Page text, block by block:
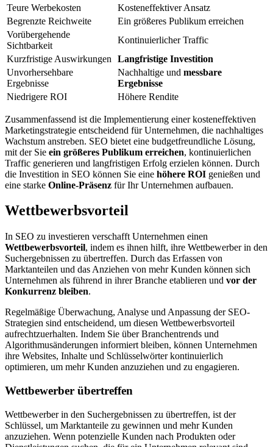
Teure Werbekosten
Kosteneffektiver Ansatz
Begrenzte Reichweite
Ein größeres Publikum erreichen
Vorübergehende
Sichtbarkeit
Kontinuierlicher Traffic
Kurzfristige Auswirkungen
Langfristige Investition
Unvorhersehbare
Ergebnisse
Nachhaltige und messbare
Ergebnisse
Niedrigere ROI
Höhere Rendite
Zusammenfassend ist die Implementierung einer kosteneffektiven
Marketingstrategie entscheidend für Unternehmen, die nachhaltiges
Wachstum anstreben. SEO bietet eine budgetfreundliche Lösung,
mit der Sie ein größeres Publikum erreichen, kontinuierlichen
Traffic generieren und langfristigen Erfolg erzielen können. Durch
die Investition in SEO können Sie eine höhere ROI genießen und
eine starke Online-Präsenz für Ihr Unternehmen aufbauen.
Wettbewerbsvorteil
In SEO zu investieren verschafft Unternehmen einen
Wettbewerbsvorteil, indem es ihnen hilft, ihre Wettbewerber in den
Suchergebnissen zu übertreffen. Durch das Erfassen von
Marktanteilen und das Anziehen von mehr Kunden können sich
Unternehmen als führend in ihrer Branche etablieren und vor der
Konkurrenz bleiben.
Regelmäßige Überwachung, Analyse und Anpassung der SEO-
Strategien sind entscheidend, um diesen Wettbewerbsvorteil
aufrechtzuerhalten. Indem Sie über Branchentrends und
Algorithmusänderungen informiert bleiben, können Unternehmen
ihre Websites, Inhalte und Schlüsselwörter kontinuierlich
optimieren, um mehr Kunden anzuziehen und zu engagieren.
Wettbewerber übertreffen
Wettbewerber in den Suchergebnissen zu übertreffen, ist der
Schlüssel, um Marktanteile zu gewinnen und mehr Kunden
anzuziehen. Wenn potenzielle Kunden nach Produkten oder